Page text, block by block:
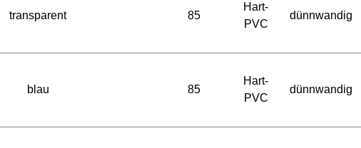
transparent 85
Hart-
PVC
dünnwandig
blau 85
Hart-
PVC
dünnwandig